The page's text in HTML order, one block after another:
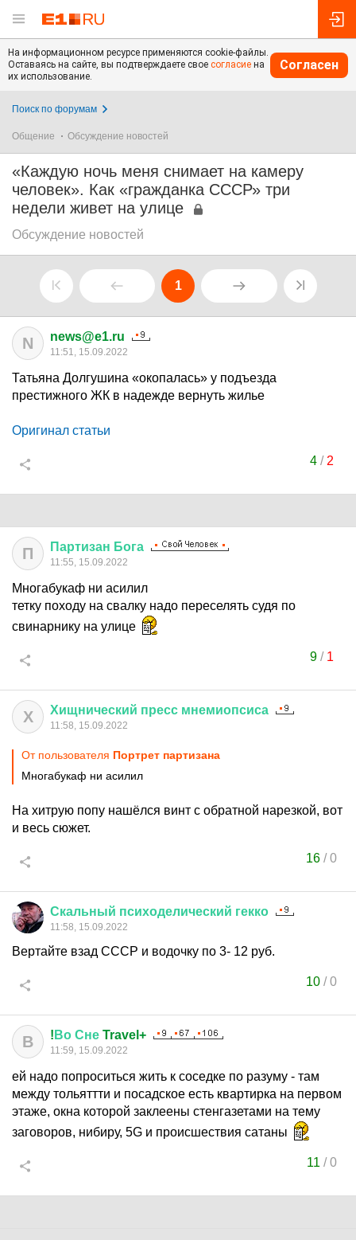
На информационном ресурсе применяются cookie-файлы.
Оставаясь на сайте, вы подтверждаете свое согласие на
их использование.
Согласен
Поиск по форумам
Общение Обсуждение новостей
«Каждую ночь меня снимает на камеру
человек». Как «гражданка СССР» три
недели живет на улице
Обсуждение новостей
1
N news@e1.ru
11:51, 15.09.2022
Татьяна Долгушина «окопалась» у подъезда
престижного ЖК в надежде вернуть жилье
Оригинал статьи
4/ 2
П Партизан Бога
11:55, 15.09.2022
Многабукаф ни асилил
тетку походу на свалку надо переселять судя по
свинарнику на улице
9/ 1
Х Хищнический пресс мнемиопсиса
11:58, 15.09.2022
От пользователя Портрет партизана
Многабукаф ни асилил
На хитрую попу нашёлся винт с обратной нарезкой, вот
и весь сюжет.
16 /0
Скальный психоделический гекко
11:58, 15.09.2022
Вертайте взад СССР и водочку по 3- 12 руб.
10 /0
В ! Во Сне Travel+
11:59, 15.09.2022
ей надо попроситься жить к соседке по разуму - там
между тольяттти и посадское есть квартирка на первом
этаже, окна которой заклеены стенгазетами на тему
заговоров, нибиру, 5G и происшествия сатаны
11 /0